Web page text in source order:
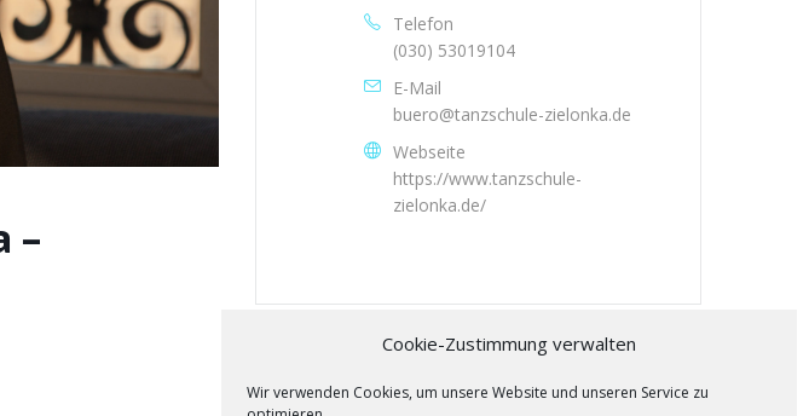
Cookie-Zustimmung verwalten
Wir verwenden Cookies, um unsere Website und unseren Service zu
–
Telefon
(030) 53019104
E-Mail
buero@tanzschule-zielonka.de
Webseite
https://www.tanzschule-
zielonka.de/